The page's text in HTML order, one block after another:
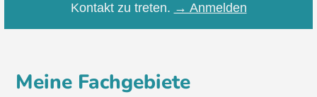
Kontakt zu treten. → Anmelden
Meine Fachgebiete